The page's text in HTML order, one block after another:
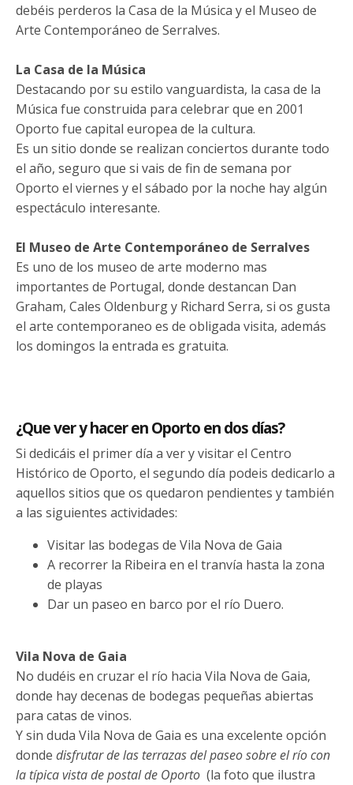
debéis perderos la Casa de la Música y el Museo de
Arte Contemporáneo de Serralves.
La Casa de la Música
Destacando por su estilo vanguardista, la casa de la
Música fue construida para celebrar que en 2001
Oporto fue capital europea de la cultura.
Es un sitio donde se realizan conciertos durante todo
el año, seguro que si vais de fin de semana por
Oporto el viernes y el sábado por la noche hay algún
espectáculo interesante.
El Museo de Arte Contemporáneo de Serralves
Es uno de los museo de arte moderno mas
importantes de Portugal, donde destancan Dan
Graham, Cales Oldenburg y Richard Serra, si os gusta
el arte contemporaneo es de obligada visita, además
los domingos la entrada es gratuita.
¿Que ver y hacer en Oporto en dos días?
Si dedicáis el primer día a ver y visitar el Centro
Histórico de Oporto, el segundo día podeis dedicarlo a
aquellos sitios que os quedaron pendientes y también
a las siguientes actividades:
Visitar las bodegas de Vila Nova de Gaia
A recorrer la Ribeira en el tranvía hasta la zona
de playas
Dar un paseo en barco por el río Duero.
Vila Nova de Gaia
No dudéis en cruzar el río hacia Vila Nova de Gaia,
donde hay decenas de bodegas pequeñas abiertas
para catas de vinos.
Y sin duda Vila Nova de Gaia es una excelente opción
donde disfrutar de las terrazas del paseo sobre el río con
la típica vista de postal de Oporto (la foto que ilustra